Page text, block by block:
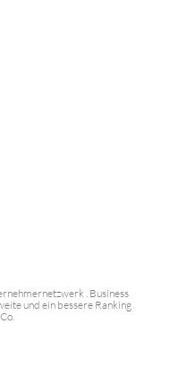
. Business
und ein bessere Ranking